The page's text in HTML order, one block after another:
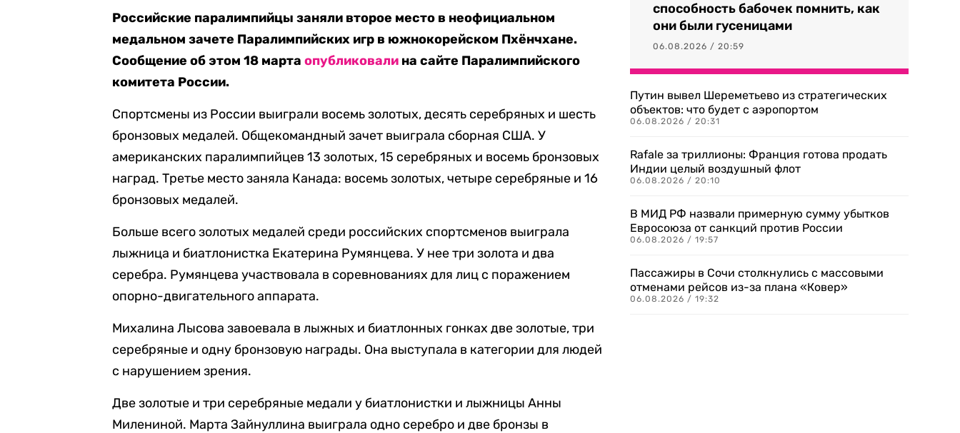
Российские паралимпийцы заняли второе место в неофициальном
медальном зачете Паралимпийских игр в южнокорейском Пхёнчхане.
Сообщение об этом 18 мартаопубликовали на сайте Паралимпийского
комитета России.
Спортсмены из России выиграли восемь золотых, десять серебряных и шесть
бронзовых медалей. Общекомандный зачет выиграла сборная США. У
американских паралимпийцев 13 золотых, 15 серебряных и восемь бронзовых
наград. Третье место заняла Канада: восемь золотых, четыре серебряные и 16
бронзовых медалей.
Больше всего золотых медалей среди российских спортсменов выиграла
лыжница и биатлонистка Екатерина Румянцева. У нее три золота и два
серебра. Румянцева участвовала в соревнованиях для лиц с поражением
опорно-двигательного аппарата.
Михалина Лысова завоевала в лыжных и биатлонных гонках две золотые, три
серебряные и одну бронзовую награды. Она выступала в категории для людей
с нарушением зрения.
Две золотые и три серебряные медали у биатлонистки и лыжницы Анны
Милениной. Марта Зайнуллина выиграла одно серебро и две бронзы в
способность бабочек помнить, как
они были гусеницами
06.08.2026 / 20:59
Путин вывел Шереметьево из стратегических
объектов: что будет с аэропортом
06.08.2026 / 20:31
Rafale за триллионы: Франция готова продать
Индии целый воздушный флот
06.08.2026 / 20:10
В МИД РФ назвали примерную сумму убытков
Евросоюза от санкций против России
06.08.2026 / 19:57
Пассажиры в Сочи столкнулись с массовыми
отменами рейсов из-за плана «Ковер»
06.08.2026 / 19:32